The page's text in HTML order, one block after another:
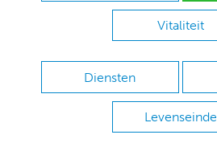
Vitaliteit
Diensten
Levenseinde